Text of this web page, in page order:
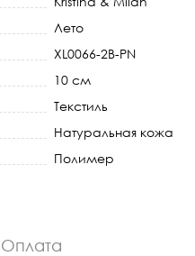
Лето
XL0066-2B-PN
10 см
Текстиль
Натуральная кожа
Полимер
Оплата